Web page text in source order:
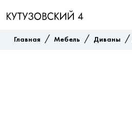
Главная / Мебель / Диваны /